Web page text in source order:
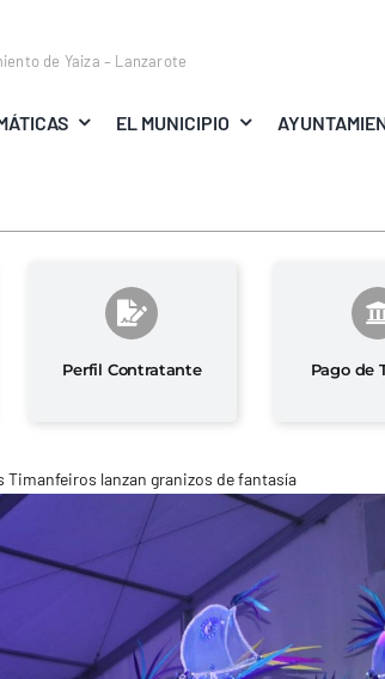
de Yaiza – Lanzarote
EL MUNICIPIO
Perfil Contratante Pago de
Timanfeiros lanzan granizos de fantasía